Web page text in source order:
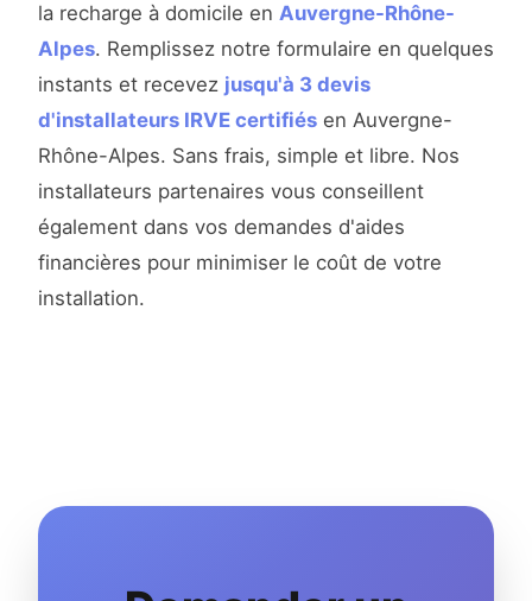
la recharge à domicile en Auvergne-Rhône-
Alpes. Remplissez notre formulaire en quelques
instants et recevez jusqu'à 3 devis
d'installateurs IRVE certifiés en Auvergne-
Rhône-Alpes. Sans frais, simple et libre. Nos
installateurs partenaires vous conseillent
également dans vos demandes d'aides
financières pour minimiser le coût de votre
installation.